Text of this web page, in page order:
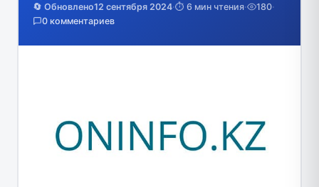
🔄 Обновлено12 сентября 2024·⏱️ 6 мин чтения· 180·
0 комментариев